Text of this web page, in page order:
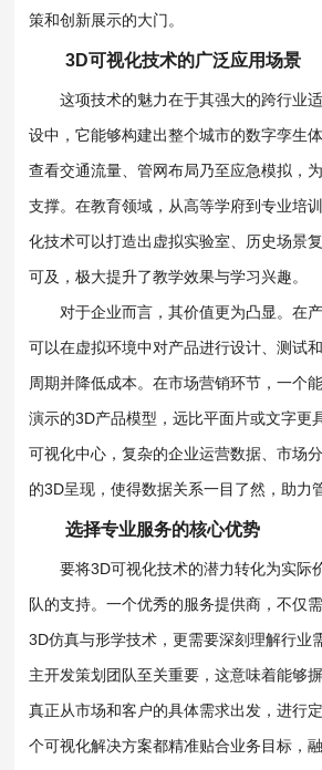
策和创新展示的大门。
3D可视化技术的广泛应用场景
这项技术的魅力在于其强大的跨行业
设中，它能够构建出整个城市的数字孪生
查看交通流量、管网布局乃至应急模拟，
支撑。在教育领域，从高等学府到专业培
化技术可以打造出虚拟实验室、历史场景
可及，极大提升了教学效果与学习兴趣。
对于企业而言，其价值更为凸显。在
可以在虚拟环境中对产品进行设计、测试
周期并降低成本。在市场营销环节，一个
演示的3D产品模型，远比平面片或文字更
可视化中心，复杂的企业运营数据、市场
的3D呈现，使得数据关系一目了然，助力
选择专业服务的核心优势
要将3D可视化技术的潜力转化为实际
队的支持。一个优秀的服务提供商，不仅
3D仿真与形学技术，更需要深刻理解行业
主开发策划团队至关重要，这意味着能够
真正从市场和客户的具体需求出发，进行
个可视化解决方案都精准贴合业务目标，